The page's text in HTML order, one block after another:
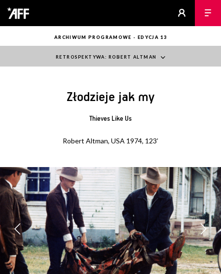
ARCHIWUM PROGRAMOWE - EDYCJA 13
RETROSPEKTYWA: ROBERT ALTMAN
Złodzieje jak my
Thieves Like Us
Robert Altman, USA 1974, 123’